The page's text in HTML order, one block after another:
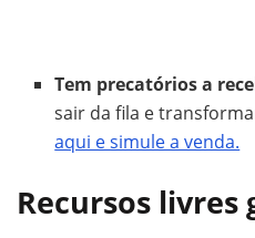
Tem precatórios a
sair da fila e
aqui e simule a venda.
Recursos livres